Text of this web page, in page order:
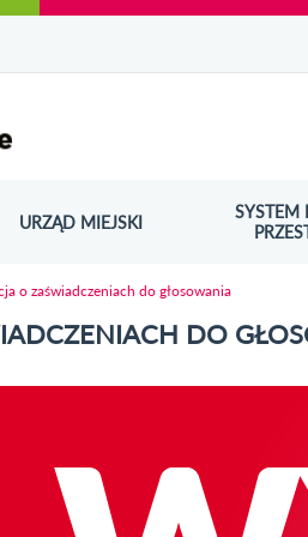
URZĄD MIEJSKI
SYSTEM
ODNOŚNIK
o zaświadczeniach do głosowania
DO